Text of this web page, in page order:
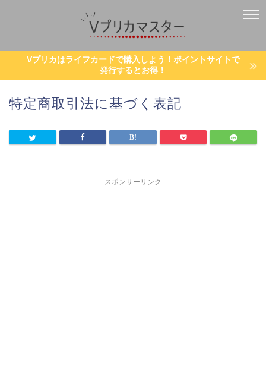
Vプリカはライフカードで購入しよう！ポイントサイトで
発行するとお得！
特定商取引法に基づく表記
スポンサーリンク